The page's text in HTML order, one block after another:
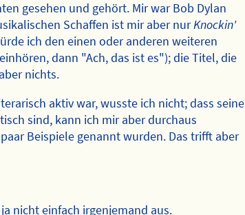
gesehen und gehört. Mir war Bob Dylan
Schaffen ist mir aber nurKnockin'
ich den einen oder anderen weiteren
dann "Ach, das ist es"); die Titel, die
nichts.
aktiv war, wusste ich nicht; dass seine
sind, kann ich mir aber durchaus
Beispiele genannt wurden. Das trifft aber
nicht einfach irgenjemand aus.